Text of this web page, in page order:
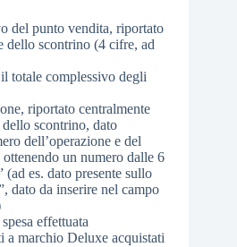
del punto vendita, riportato
dello scontrino (4 cifre, ad
totale complessivo degli
riportato centralmente
scontrino, dato
dell’operazione e del
ottenendo un numero dalle 6
(ad es. dato presente sullo
dato da inserire nel campo
effettuata
a marchio Deluxe acquistati